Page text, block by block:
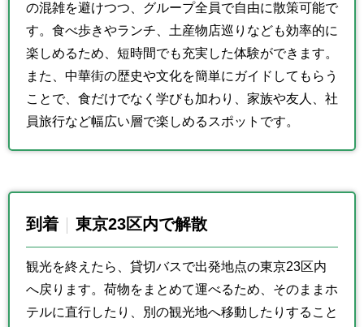
の混雑を避けつつ、グループ全員で自由に散策可能で
す。食べ歩きやランチ、土産物店巡りなども効率的に
楽しめるため、短時間でも充実した体験ができます。
また、中華街の歴史や文化を簡単にガイドしてもらう
ことで、食だけでなく学びも加わり、家族や友人、社
員旅行など幅広い層で楽しめるスポットです。
到着 東京23区内で解散
観光を終えたら、貸切バスで出発地点の東京23区内
へ戻ります。荷物をまとめて運べるため、そのままホ
テルに直行したり、別の観光地へ移動したりすること